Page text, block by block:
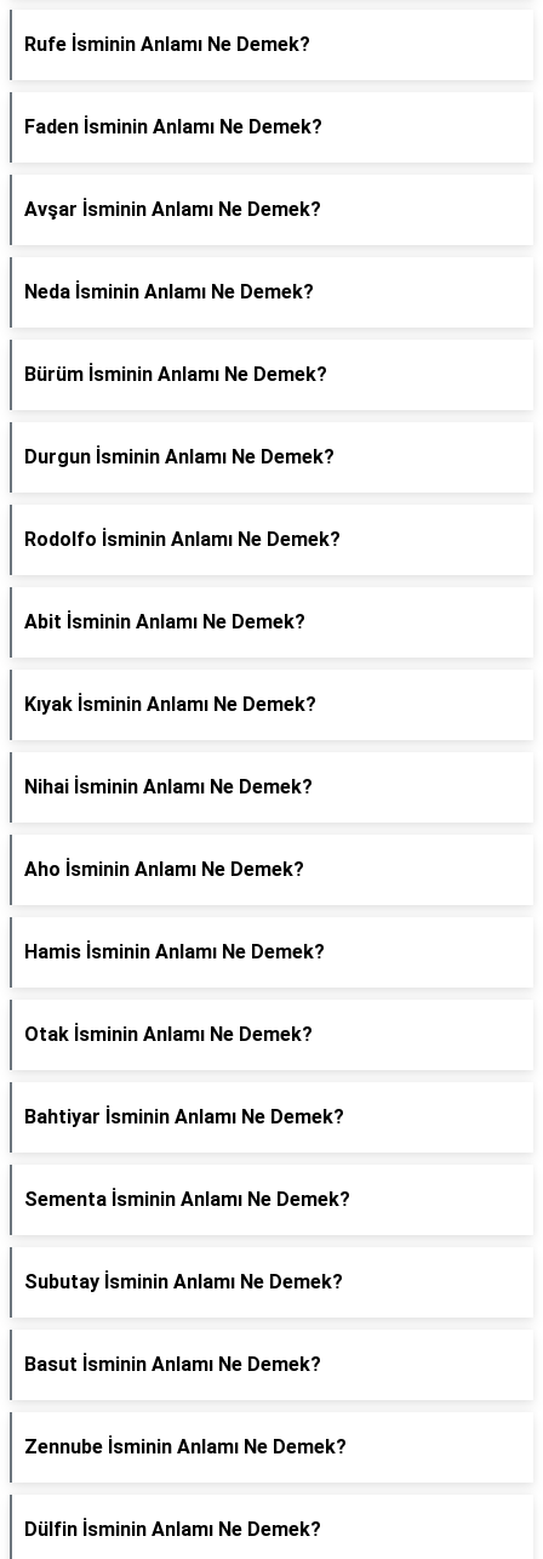
Rufe İsminin Anlamı Ne Demek?
Faden İsminin Anlamı Ne Demek?
Avşar İsminin Anlamı Ne Demek?
Neda İsminin Anlamı Ne Demek?
Bürüm İsminin Anlamı Ne Demek?
Durgun İsminin Anlamı Ne Demek?
Rodolfo İsminin Anlamı Ne Demek?
Abit İsminin Anlamı Ne Demek?
Kıyak İsminin Anlamı Ne Demek?
Nihai İsminin Anlamı Ne Demek?
Aho İsminin Anlamı Ne Demek?
Hamis İsminin Anlamı Ne Demek?
Otak İsminin Anlamı Ne Demek?
Bahtiyar İsminin Anlamı Ne Demek?
Sementa İsminin Anlamı Ne Demek?
Subutay İsminin Anlamı Ne Demek?
Basut İsminin Anlamı Ne Demek?
Zennube İsminin Anlamı Ne Demek?
Dülfin İsminin Anlamı Ne Demek?